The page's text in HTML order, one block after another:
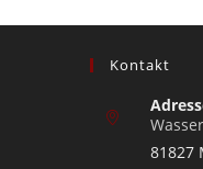
Kontakt
81827